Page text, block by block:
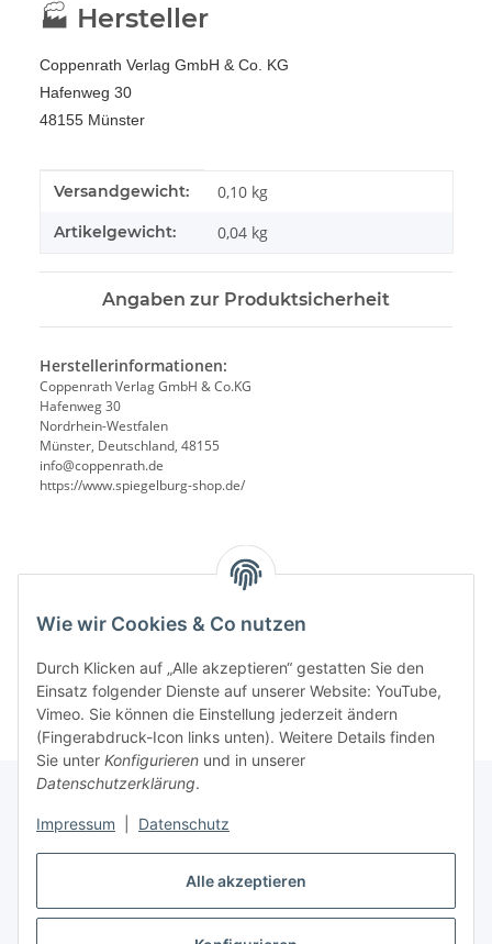
Alle akzeptieren
Wie wir Cookies & Co nutzen
Durch Klicken auf „Alle akzeptieren“ gestatten Sie den
Einsatz folgender Dienste auf unserer Website: YouTube,
Vimeo. Sie können die Einstellung jederzeit ändern
(Fingerabdruck-Icon links unten). Weitere Details finden
Sie unter Konfigurieren und in unserer
Datenschutzerklärung.
Impressum Datenschutz
🏭 Hersteller
Coppenrath Verlag GmbH & Co. KG
Hafenweg 30
48155 Münster
Produkteigenschaft
Wert
Versandgewicht: 0,10 kg
Artikelgewicht: 0,04 kg
Angaben zur Produktsicherheit
Herstellerinformationen:
Coppenrath Verlag GmbH & Co.KG
Hafenweg 30
Nordrhein-Westfalen
Münster, Deutschland, 48155
info@coppenrath.de
https://www.spiegelburg-shop.de/
Benachrichtigen, wenn verfügbar